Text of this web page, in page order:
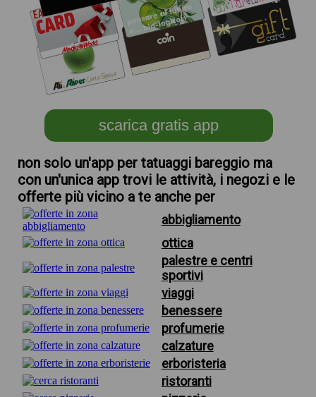
scarica gratis app
non solo un'app per tatuaggi bareggio ma
con un'unica app trovi le attività, i negozi e le
offerte più vicino a te anche per
abbigliamento
ottica
palestre e centri
sportivi
viaggi
benessere
profumerie
calzature
erboristeria
ristoranti